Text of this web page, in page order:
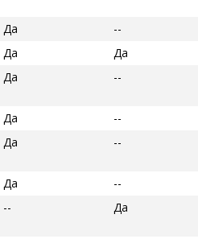
Да
--
Да
Да
Да --
Да
--
Да --
Да
--
-- Да